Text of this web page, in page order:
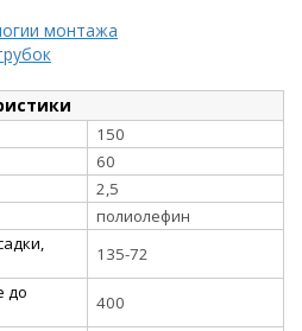
монтажа
150
60
2,5
полиолефин
135-72
до
400